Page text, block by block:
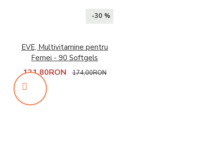
-30 %
EVE, Multivitamine pentru
Femei - 90 Softgels
121,80RON 174,00RON